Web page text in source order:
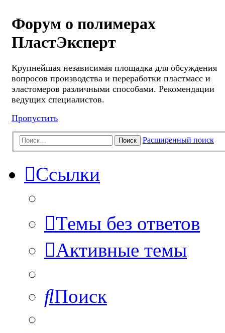
Форум о полимерах
ПластЭксперт
Крупнейшая независимая площадка для обсуждения
вопросов производства и переработки пластмасс и
эластомеров различными способами. Рекомендации
ведущих специалистов.
Пропустить
Поиск Расширенный поиск
Ссылки
Темы без ответов
Активные темы
Поиск